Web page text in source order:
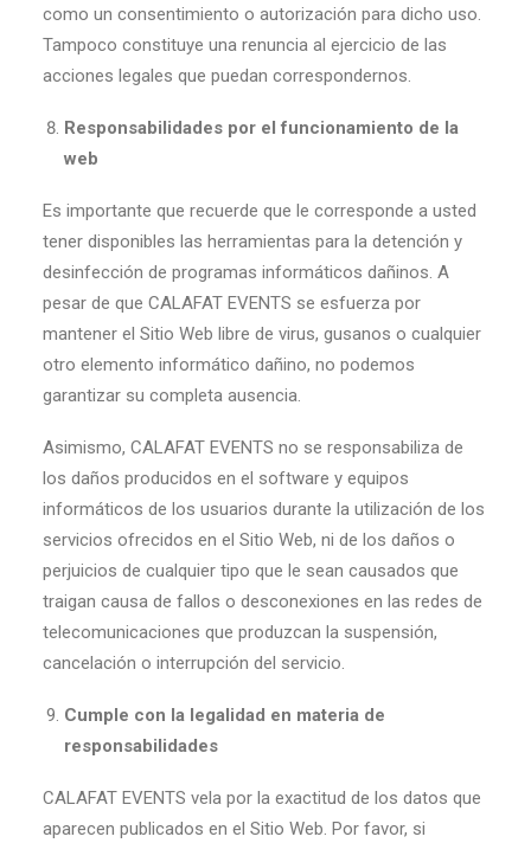
como un consentimiento o autorización para dicho uso.
Tampoco constituye una renuncia al ejercicio de las
acciones legales que puedan correspondernos.
Responsabilidades por el funcionamiento de la
web
Es importante que recuerde que le corresponde a usted
tener disponibles las herramientas para la detención y
desinfección de programas informáticos dañinos. A
pesar de que CALAFAT EVENTS se esfuerza por
mantener el Sitio Web libre de virus, gusanos o cualquier
otro elemento informático dañino, no podemos
garantizar su completa ausencia.
Asimismo, CALAFAT EVENTS no se responsabiliza de
los daños producidos en el software y equipos
informáticos de los usuarios durante la utilización de los
servicios ofrecidos en el Sitio Web, ni de los daños o
perjuicios de cualquier tipo que le sean causados que
traigan causa de fallos o desconexiones en las redes de
telecomunicaciones que produzcan la suspensión,
cancelación o interrupción del servicio.
Cumple con la legalidad en materia de
responsabilidades
CALAFAT EVENTS vela por la exactitud de los datos que
aparecen publicados en el Sitio Web. Por favor, si